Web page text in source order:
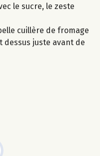
le sucre, le zeste
cuillère de fromage
juste avant de